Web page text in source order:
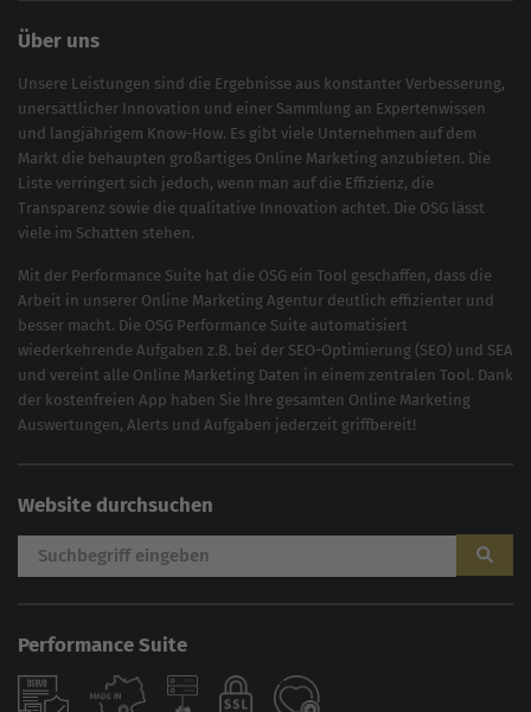
Über uns
Unsere Leistungen sind die Ergebnisse aus konstanter Verbesserung,
unersättlicher Innovation und einer Sammlung an Expertenwissen
und langjährigem Know-How. Es gibt viele Unternehmen auf dem
Markt die behaupten großartiges Online Marketing anzubieten. Die
Liste verringert sich jedoch, wenn man auf die Effizienz, die
Transparenz sowie die qualitative Innovation achtet. Die OSG lässt
viele im Schatten stehen.
Mit der Performance Suite hat die OSG ein Tool geschaffen, dass die
Arbeit in unserer Online Marketing Agentur deutlich effizienter und
besser macht. Die OSG Performance Suite automatisiert
wiederkehrende Aufgaben z.B. bei der SEO-Optimierung (SEO) und SEA
und vereint alle Online Marketing Daten in einem zentralen Tool. Dank
der kostenfreien App haben Sie Ihre gesamten Online Marketing
Auswertungen, Alerts und Aufgaben jederzeit griffbereit!
Website durchsuchen
Performance Suite